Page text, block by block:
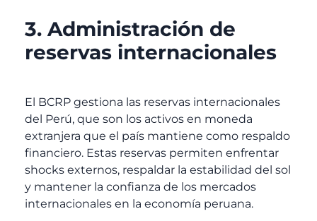
3. Administración de
reservas internacionales
El BCRP gestiona las reservas internacionales
del Perú, que son los activos en moneda
extranjera que el país mantiene como respaldo
financiero. Estas reservas permiten enfrentar
shocks externos, respaldar la estabilidad del sol
y mantener la confianza de los mercados
internacionales en la economía peruana.